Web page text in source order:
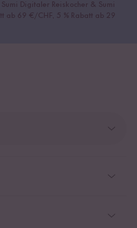
Digitaler Reiskocher & Sumi
ab 69 €/CHF, 5 % Rabatt ab 29